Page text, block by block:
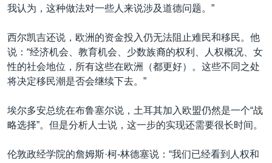
我认为，这种做法对一些人来说涉及道德问题。”
西尔凯吉还说，欧洲的资金投入仍无法阻止难民和移民。他
说：“经济机会、教育机会、少数族裔的权利、人权概况、女
性的社会地位，所有这些在欧洲（都更好）。这些不同之处
将决定移民潮是否会继续下去。”
埃尔多安总统在布鲁塞尔说，土耳其加入欧盟仍然是一个“战
略选择”。但是分析人士说，这一步的实现还需要很长时间。
伦敦政经学院的詹姆斯·柯-林德塞说：“我们已经看到人权和